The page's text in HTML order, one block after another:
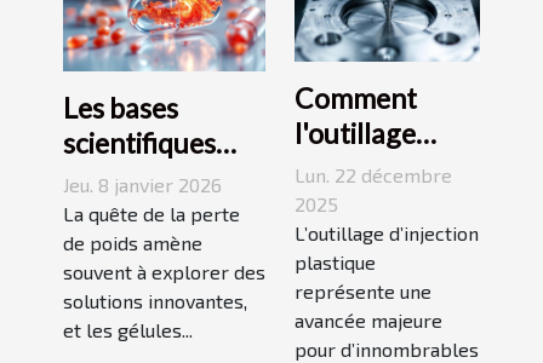
Les bases
scientifiques
derrière les
gélules
thermogéniques
pour perdre du
poids
Jeu. 8 janvier 2026
La quête de la perte
de poids amène
souvent à explorer des
solutions innovantes,
et les gélules...
Comment
l'outillage
d'injection
plastique
transforme-t-il
les industries ?
Lun. 22 décembre
2025
L’outillage d’injection
plastique
représente une
avancée majeure
pour d’innombrables